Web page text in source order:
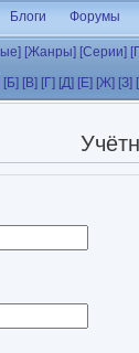
Блоги Форумы
[Жанры] [Серии]
[Б] [В] [Г] [Д] [Е] [Ж] [З]